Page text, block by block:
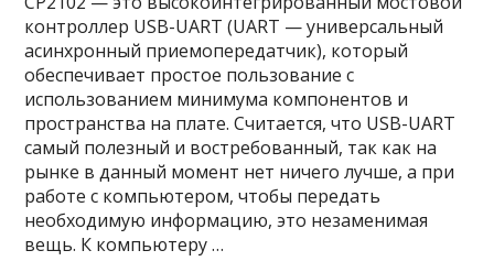
контроллер USB-UART (UART — универсальный
асинхронный приемопередатчик), который
обеспечивает простое пользование с
использованием минимума компонентов и
пространства на плате. Считается, что USB-UART
самый полезный и востребованный, так как на
рынке в данный момент нет ничего лучше, а при
работе с компьютером, чтобы передать
необходимую информацию, это незаменимая
вещь. К компьютеру …